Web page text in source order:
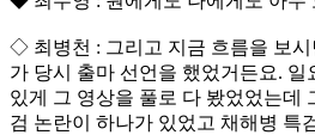
◇ 최병천 : 그리고 지금 흐름을 보시
가 당시 출마 선언을 했었거든요. 일
있게 그 영상을 풀로 다 봤었었는데
검 논란이 하나가 있었고 채해병 특